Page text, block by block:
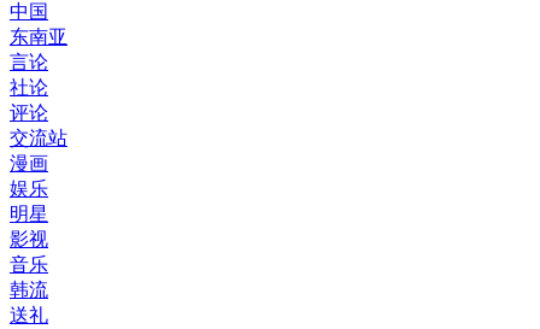
中国
东南亚
言论
社论
评论
交流站
漫画
娱乐
明星
影视
音乐
韩流
送礼